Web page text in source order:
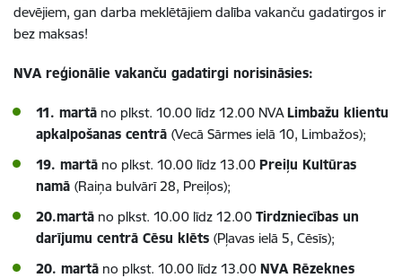
devējiem, gan darba meklētājiem dalība vakanču gadatirgos ir
bez maksas!
NVA reģionālie vakanču gadatirgi norisināsies:
11. martā no plkst. 10.00 līdz 12.00 NVALimbažu klientu
apkalpošanas centrā (Vecā Sārmes ielā 10, Limbažos);
19. martā no plkst. 10.00 līdz 13.00 Preiļu Kultūras
namā (Raiņa bulvārī 28, Preiļos);
20.martā no plkst. 10.00 līdz 12.00 Tirdzniecības un
darījumu centrā Cēsu klēts (Pļavas ielā 5, Cēsīs);
20. martā no plkst. 10.00 līdz 13.00 NVA Rēzeknes